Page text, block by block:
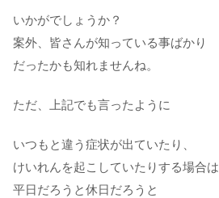
いかがでしょうか？
案外、皆さんが知っている事ばかり
だったかも知れませんね。
ただ、上記でも言ったように
いつもと違う症状が出ていたり、
けいれんを起こしていたりする場合は
平日だろうと休日だろうと